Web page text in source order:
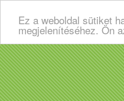
Ez a weboldal sütiket
megjelenítéséhez. Ön